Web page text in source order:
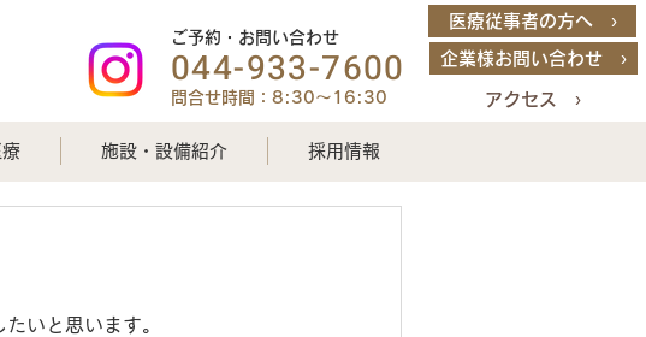
ご予約・お問い合わせ
044-933-7600
問合せ時間：8:30～16:30
医療従事者の方へ ›
企業様お問い合わせ ›
アクセス ›
施設・設備紹介 採用情報
いと思います。